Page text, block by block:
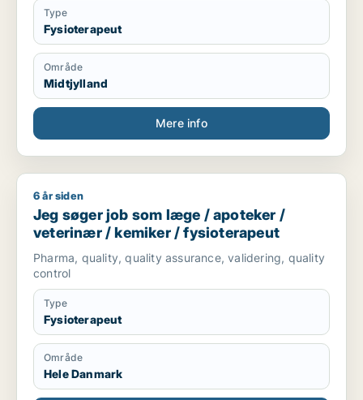
Type
Fysioterapeut
Område
Midtjylland
Mere info
Jeg søger job som læge / apoteker / veterinær / kemiker /
6 år siden
Jeg søger job som læge / apoteker /
veterinær / kemiker / fysioterapeut
Pharma, quality, quality assurance, validering, quality
control
Type
Fysioterapeut
Område
Hele Danmark